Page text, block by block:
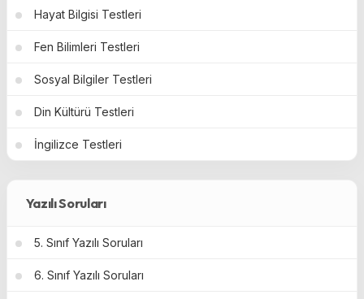
Hayat Bilgisi Testleri
Fen Bilimleri Testleri
Sosyal Bilgiler Testleri
Din Kültürü Testleri
İngilizce Testleri
Yazılı Soruları
5. Sınıf Yazılı Soruları
6. Sınıf Yazılı Soruları